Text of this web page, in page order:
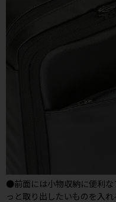
●前面には小物収納に便利な
っと取り出したいものを入れ